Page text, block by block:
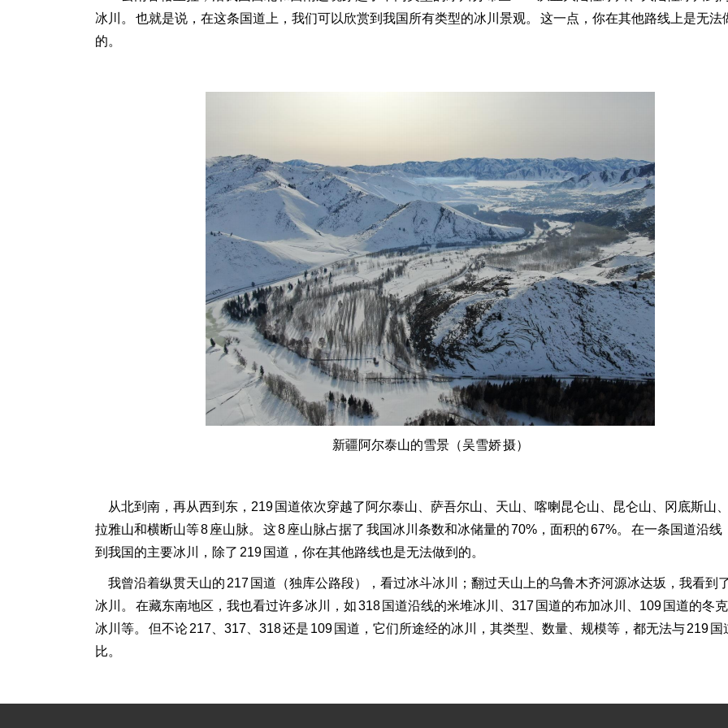
冰川。 也就是说，在这条国道上，我们可以欣赏到我国所有类型的冰川景观。 这一点，你在其他路线上是无法
的。
新疆阿尔泰山的雪景（吴雪娇 摄）
从北到南，再从西到东，219 国道依次穿越了阿尔泰山、萨吾尔山、天山、喀喇昆仑山、昆仑山、冈底斯山
拉雅山和横断山等 8 座山脉。 这 8 座山脉占据了 我国冰川条数和冰储量的 70%，面积的 67%。 在一条国道沿线
到我国的主要冰川，除了 219 国道，你在其他路线也是无法做到的。
我曾沿着纵贯天山的 217 国道（独库公路段），看过冰斗冰川；翻过天山上的乌鲁木齐河源冰达坂，我看到
冰川。 在藏东南地区，我也看过许多冰川，如 318 国道沿线的米堆冰川、317 国道的布加冰川、109 国道的冬
冰川等。 但不论 217、317、318 还是 109 国道，它们所途经的冰川，其类型、数量、规模等，都无法与 219 国
比。